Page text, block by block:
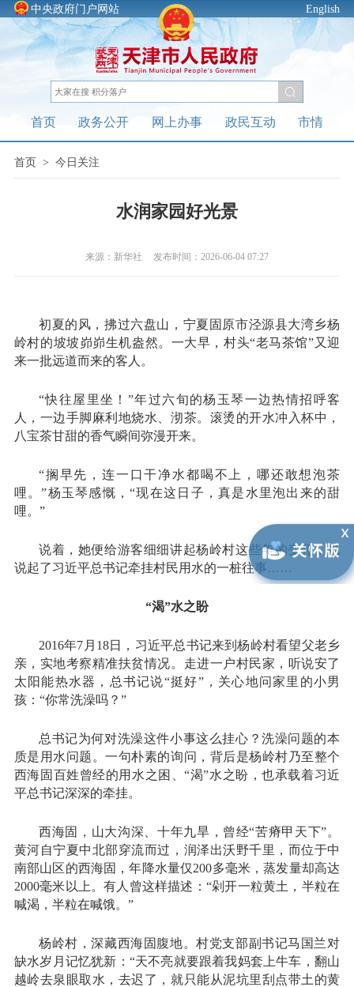
中央政府门户网站 English
首页 政务公开 网上办事 政民互动 市情
首页> 今日关注
水润家园好光景
来源：新华社 发布时间：2026-06-04 07:27
初夏的风，拂过六盘山，宁夏固原市泾源县大湾乡杨
岭村的坡坡峁峁生机盎然。一大早，村头“老马茶馆”又迎
来一批远道而来的客人。
“快往屋里坐！”年过六旬的杨玉琴一边热情招呼客
人，一边手脚麻利地烧水、沏茶。滚烫的开水冲入杯中，
八宝茶甘甜的香气瞬间弥漫开来。
“搁早先，连一口干净水都喝不上，哪还敢想泡茶
哩。”杨玉琴感慨，“现在这日子，真是水里泡出来的甜
哩。”
说着，她便给游客细细讲起杨岭村这些年的变化，也
说起了习近平总书记牵挂村民用水的一桩往事……
“渴”水之盼
2016年7月18日，习近平总书记来到杨岭村看望父老乡
亲，实地考察精准扶贫情况。走进一户村民家，听说安了
太阳能热水器，总书记说“挺好”，关心地问家里的小男
孩：“你常洗澡吗？”
总书记为何对洗澡这件小事这么挂心？洗澡问题的本
质是用水问题。一句朴素的询问，背后是杨岭村乃至整个
西海固百姓曾经的用水之困、“渴”水之盼，也承载着习近
平总书记深深的牵挂。
西海固，山大沟深、十年九旱，曾经“苦瘠甲天下”。
黄河自宁夏中北部穿流而过，润泽出沃野千里，而位于中
南部山区的西海固，年降水量仅200多毫米，蒸发量却高达
2000毫米以上。有人曾这样描述：“剁开一粒黄土，半粒在
喊渴，半粒在喊饿。”
杨岭村，深藏西海固腹地。村党支部副书记马国兰对
缺水岁月记忆犹新：“天不亮就要跟着我妈套上牛车，翻山
越岭去泉眼取水，去迟了，就只能从泥坑里刮点带土的黄